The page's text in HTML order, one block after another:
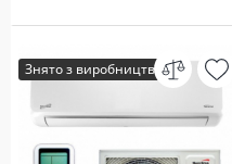
Знято з виробництва